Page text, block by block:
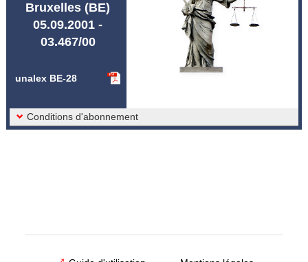
Bruxelles (BE)
05.09.2001 -
03.467/00
unalex BE-28
Conditions d'abonnement